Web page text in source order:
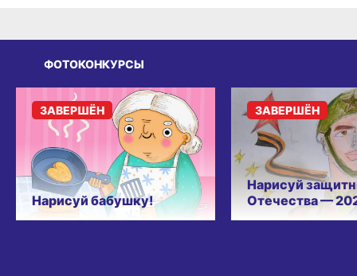
ФОТОКОНКУРСЫ
Нарисуй бабушку!
ЗАВЕРШЁН
Нарисуй
Отечества —
ЗАВЕРШЁН